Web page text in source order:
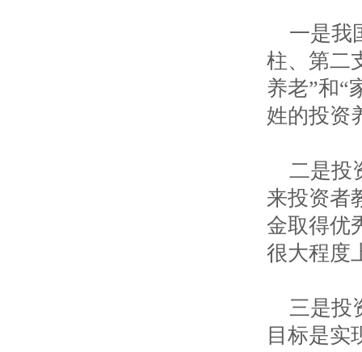
一是我
柱、第二
养老”和“
姓的投资
二是投
来投资者
金取得优
很大程度
三是投
目标是实